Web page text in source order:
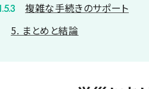
複雑な手続きのサポート
5. まとめと結論